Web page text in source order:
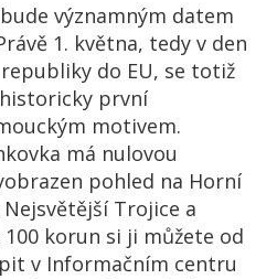
významným datem
1. května, tedy v den
do EU, se totiž
první
motivem.
má nulovou
pohled na Horní
Trojice a
korun si ji můžete od
v Informačním centru